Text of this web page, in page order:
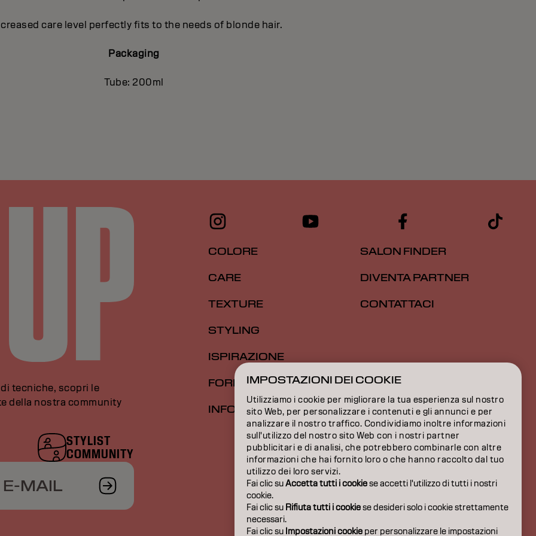
care level perfectly fits to the needs of blonde hair.
Packaging
Tube: 200ml
tecniche, scopri le
della nostra community
STYLIST
COMMUNITY
E-MAIL
COLORE
CARE
TEXTURE
STYLING
ISPIRAZIONE
FORMAZIONE
INFORMAZIONI
SALON FINDER
DIVENTA PARTNER
CONTATTACI
IMPOSTAZIONI DEI COOKIE
Utilizziamo i cookie per migliorare la tua esperienza sul nostro
sito Web, per personalizzare i contenuti e gli annunci e per
analizzare il nostro traffico. Condividiamo inoltre informazioni
sull'utilizzo del nostro sito Web con i nostri partner
pubblicitari e di analisi, che potrebbero combinarle con altre
informazioni che hai fornito loro o che hanno raccolto dal tuo
utilizzo dei loro servizi.
Fai clic suAccetta tutti i cookiese accetti l'utilizzo di tutti i nostri
cookie.
Fai clic su Rifiuta tutti i cookiese desideri solo i cookie strettamente
necessari.
Fai clic su Impostazioni cookie per personalizzare le impostazioni